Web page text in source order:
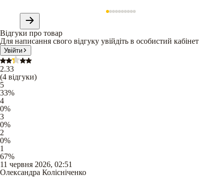
Відгуки про товар
Для написання свого відгуку увійдіть в особистий кабінет
Увійти
2.33
(4 відгуки)
5
33%
4
0%
3
0%
2
0%
1
67%
11 червня 2026, 02:51
Олександра Колісніченко